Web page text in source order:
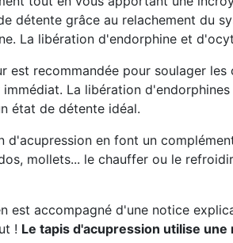
détente grâce au relachement du
La libération d'endorphine et
est recommandée pour soulager
La libération
état de détente idéal.
d'acupression en font un
mollets... le chauffer ou le
est accompagné d'une notice
! Le tapis d'acupression utilise